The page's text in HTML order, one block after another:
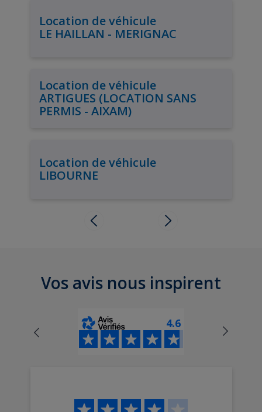
Location de véhicule
LE HAILLAN - MERIGNAC
Location de véhicule
ARTIGUES (LOCATION SANS
PERMIS - AIXAM)
Location de véhicule
LIBOURNE
Vos avis nous inspirent
4.6